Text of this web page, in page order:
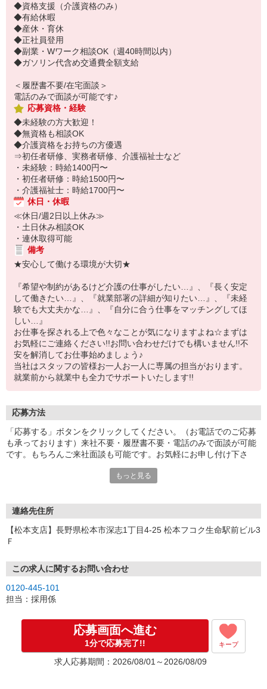
◆資格支援（介護資格のみ）
◆有給休暇
◆産休・育休
◆正社員登用
◆副業・Wワーク相談OK（週40時間以内）
◆ガソリン代含め交通費全額支給
＜履歴書不要/在宅面談＞
電話のみで面談が可能です♪
応募資格・経験
◆未経験の方大歓迎！
◆無資格も相談OK
◆介護資格をお持ちの方優遇
⇒初任者研修、実務者研修、介護福祉士など
・未経験：時給1400円〜
・初任者研修：時給1500円〜
・介護福祉士：時給1700円〜
休日・休暇
≪休日/週2日以上休み≫
・土日休み相談OK
・連休取得可能
備考
★安心して働ける環境が大切★
『希望や制約があるけど介護の仕事がしたい…』、『長く安定
して働きたい…』、『就業部署の詳細が知りたい…』、『未経
験でも大丈夫かな…』、『自分に合う仕事をマッチングしてほ
しい…』
お仕事を探される上で色々なことが気になりますよね☆まずは
お気軽にご連絡ください!!お問い合わせだけでも構いません!!不
安を解消してお仕事始めましょう♪
当社はスタッフの皆様お一人お一人に専属の担当がおります。
就業前から就業中も全力でサポートいたします!!
応募方法
「応募する」ボタンをクリックしてください。（お電話でのご応募
も承っております）来社不要・履歴書不要・電話のみで面談が可能
です。もちろんご来社面談も可能です。お気軽にお申し付け下さ
もっと見る
連絡先住所
【松本支店】長野県松本市深志1丁目4-25 松本フコク生命駅前ビル3
Ｆ
この求人に関するお問い合わせ
0120-445-101
担当：採用係
応募画面へ進む
1分で応募完了!! キープ
求人応募期間：2026/08/01～2026/08/09